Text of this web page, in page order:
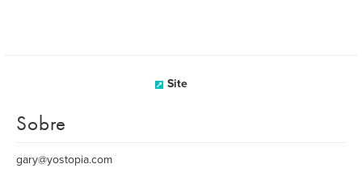
Site
Sobre
gary@yostopia.com